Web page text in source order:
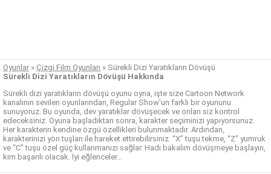
Oyunlar » Çizgi Film Oyunları » Sürekli Dizi Yaratıkların Dövüşü
Sürekli Dizi Yaratıkların Dövüşü Hakkında
Sürekli dizi yaratıkların dövüşü oyunu oyna, işte size Cartoon Network
kanalının sevilen oyunlarından, Regular Show’un farklı bir oyununu
sunuyoruz. Bu oyunda, dev yaratıklar dövüşecek ve onları siz kontrol
edeceksiniz. Oyuna başladıktan sonra, karakter seçiminizi yapıyorsunuz.
Her karakterin kendine özgü özellikleri bulunmaktadır. Ardından,
karakterinizi yön tuşları ile hareket ettirebilirsiniz. “X” tuşu tekme, “Z” yumruk
ve “C” tuşu özel güç kullanmanızı sağlar. Hadi bakalım dövüşmeye başlayın,
kim başarılı olacak. İyi eğlenceler…